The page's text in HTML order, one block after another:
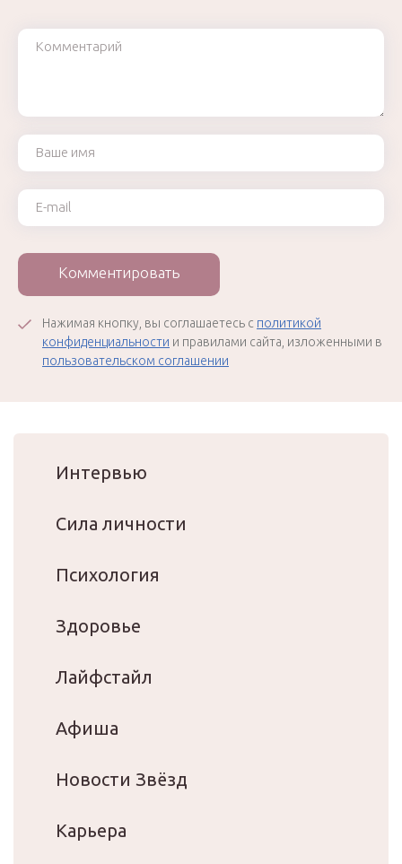
Комментарий
Ваше имя
Ваш e-mail
Комментировать
Нажимая кнопку, вы соглашаетесь с политикой
конфиденциальности и правилами сайта, изложенными в
пользовательском соглашении
Интервью
Сила личности
Психология
Здоровье
Лайфстайл
Афиша
Новости Звёзд
Карьера